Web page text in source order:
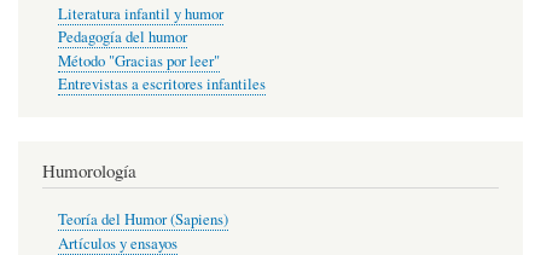
Literatura infantil y humor
Pedagogía del humor
Método "Gracias por leer"
Entrevistas a escritores infantiles
Humorología
Teoría del Humor (Sapiens)
Artículos y ensayos